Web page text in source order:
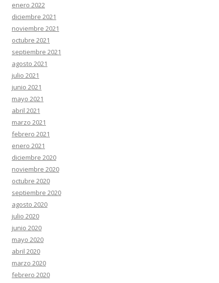
enero 2022
diciembre 2021
noviembre 2021
octubre 2021
septiembre 2021
agosto 2021
julio 2021
junio 2021
mayo 2021
abril 2021
marzo 2021
febrero 2021
enero 2021
diciembre 2020
noviembre 2020
octubre 2020
septiembre 2020
agosto 2020
julio 2020
junio 2020
mayo 2020
abril 2020
marzo 2020
febrero 2020